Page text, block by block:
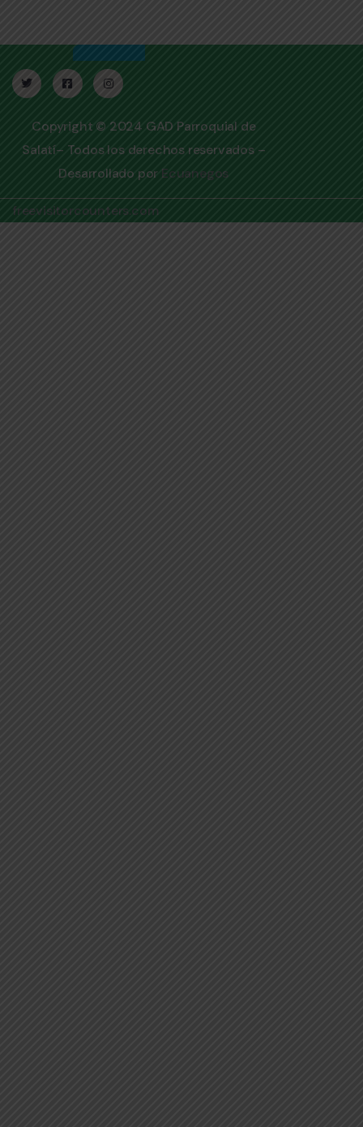
Copyright © 2024 GAD Parroquial de
Salatí– Todos los derechos reservados –
Desarrollado por Ecuanegos
freevisitorcounters.com